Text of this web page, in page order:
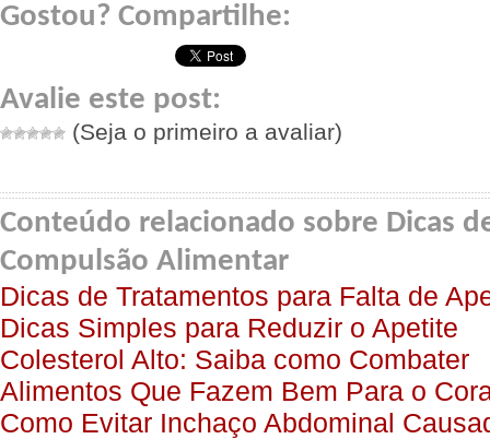
Gostou? Compartilhe:
Avalie este post:
(Seja o primeiro a avaliar)
Conteúdo relacionado sobre Dicas
Compulsão Alimentar
Dicas de Tratamentos para Falta de
Dicas Simples para Reduzir o Apetite
Colesterol Alto: Saiba como Combater
Alimentos Que Fazem Bem Para o
Como Evitar Inchaço Abdominal